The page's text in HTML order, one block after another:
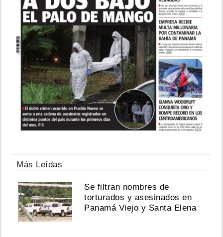
Más Leídas
Se filtran nombres de
torturados y asesinados en
Panamá Viejo y Santa Elena